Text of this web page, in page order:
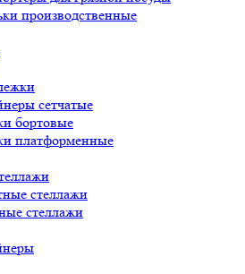
производственные
сетчатые
бортовые
платформенные
стеллажи
стеллажи